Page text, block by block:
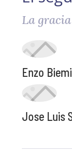
La
Enzo Biemi
Jose Luis